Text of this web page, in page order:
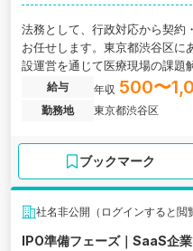
法務として、行政対応から契約
お任せします。東京都渋谷区に
設運営を通じて医療現場の課題
療・介護の質と生産性向上を実
給与 年収 500〜
勤務地
東京都渋谷区
ブックマーク
社名非公開（ログインすると閲
IPO準備フェーズ｜SaaS企